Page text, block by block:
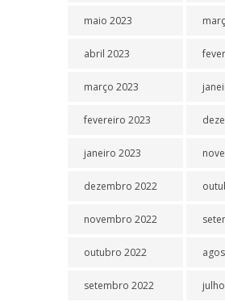
maio 2023
abril 2023
março 2023
fevereiro 2023
janeiro 2023
dezembro 2022
novembro 2022
outubro 2022
setembro 2022